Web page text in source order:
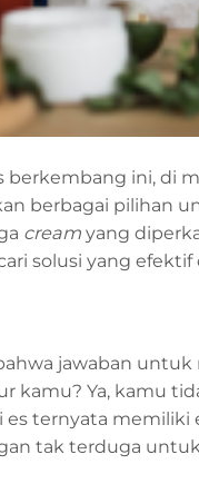
berkembang ini, di
berbagai pilihan
cream yang
solusi yang efektif
jawaban
kamu? Ya, kamu
es ternyata
tak terduga